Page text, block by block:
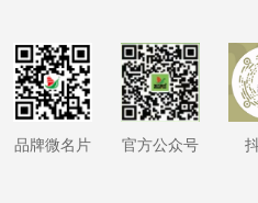
品牌微名片 官方公众号